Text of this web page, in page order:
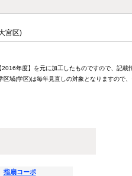
宮区)
年度】を元に加工したものですので、記載
域(学区)は毎年見直しの対象となりますので、
指扇コーポ